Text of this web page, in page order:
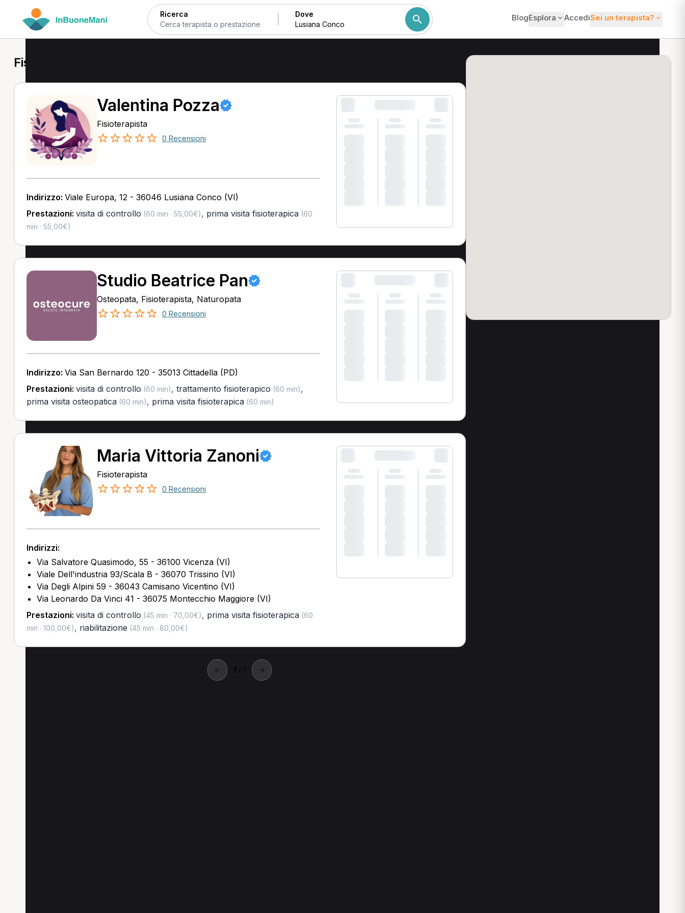
Ricerca Dove BlogEsplora AccediSei un terapista?
Fisioterapista a Lusiana Conco
Valentina Pozza
Fisioterapista
0 Recensioni
Indirizzo: Viale Europa, 12 - 36046 Lusiana Conco (VI)
Prestazioni: visita di controllo (60 min · 55,00€), prima visita fisioterapica(60
min · 55,00€)
Studio Beatrice Pan
Osteopata, Fisioterapista, Naturopata
0 Recensioni
Indirizzo: Via San Bernardo 120 - 35013 Cittadella (PD)
Prestazioni: visita di controllo (60 min), trattamento fisioterapico (60 min),
prima visita osteopatica(60 min), prima visita fisioterapica(60 min)
Maria Vittoria Zanoni
Fisioterapista
0 Recensioni
Indirizzi:
Via Salvatore Quasimodo, 55 - 36100 Vicenza (VI)
Viale Dell'industria 93/Scala B - 36070 Trissino (VI)
Via Degli Alpini 59 - 36043 Camisano Vicentino (VI)
Via Leonardo Da Vinci 41 - 36075 Montecchio Maggiore (VI)
Prestazioni: visita di controllo (45 min · 70,00€), prima visita fisioterapica(60
min · 100,00€), riabilitazione (45 min · 80,00€)
← 1 / 1 →